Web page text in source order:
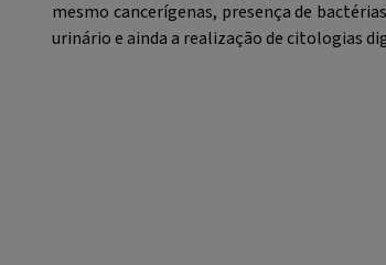
mesmo cancerígenas, presença de
urinário e ainda a realização de citologias